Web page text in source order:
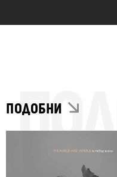
ПОДОБНИ